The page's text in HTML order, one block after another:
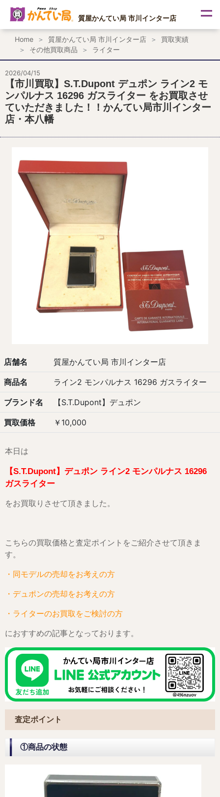
ス
プ
質屋かんてい局 市川インター店
Home 質屋かんてい局 市川インター店
買取実績
その他買取商品
ライター
2026/04/15
【市川買取】S.T.Dupont デュポン ライン2 モ
ンパルナス 16296 ガスライター をお買取させ
ていただきました！！かんてい局市川インター
店・本八幡
店舗名 質屋かんてい局 市川インター店
商品名 ライン2 モンパルナス 16296 ガスライター
ブランド名 【S.T.Dupont】デュポン
買取価格 ￥10,000
本日は
【S.T.Dupont】デュポン ライン2 モンパルナス 16296
ガスライター
をお買取りさせて頂きました。
こちらの買取価格と査定ポイントをご紹介させて頂きま
す。
・同モデルの売却をお考えの方
・デュポンの売却をお考えの方
・ライターのお買取をご検討の方
におすすめの記事となっております。
査定ポイント
①商品の状態